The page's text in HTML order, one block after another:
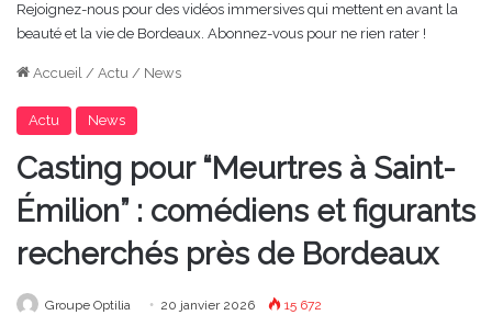
Rejoignez-nous pour des vidéos immersives qui mettent en avant la
beauté et la vie de Bordeaux. Abonnez-vous pour ne rien rater !
Accueil / Actu / News
Actu News
Casting pour “Meurtres à Saint-
Émilion” : comédiens et figurants
recherchés près de Bordeaux
Groupe Optilia 20 janvier 2026 15 672